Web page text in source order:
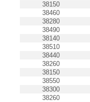
38150
38460
38280
38490
38140
38510
38440
38260
38150
38550
38300
38260